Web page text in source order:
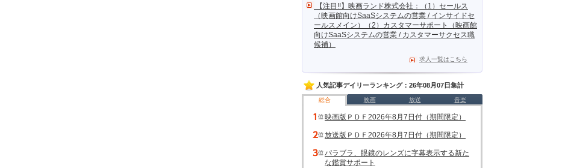
【注目!!】映画ランド株式会社：（1）セールス
（映画館向けSaaSシステムの営業 / インサイドセ
ールスメイン）（2）カスタマーサポート（映画館
向けSaaSシステムの営業 / カスタマーサクセス職
候補）
求人一覧はこちら
人気記事デイリーランキング：26年08月07日集計
総合 映画 放送 音楽
映画版ＰＤＦ2026年8月7日付（期間限定）
放送版ＰＤＦ2026年8月7日付（期間限定）
パラブラ、眼鏡のレンズに字幕表示する新た
な鑑賞サポート